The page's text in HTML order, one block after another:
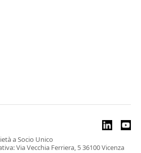
a Socio Unico
Via Vecchia Ferriera, 5 36100 Vicenza